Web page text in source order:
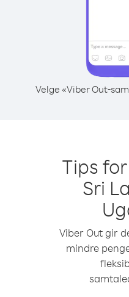
Velge «Viber Out-
Tips
Sri
Viber Out gir
mindre